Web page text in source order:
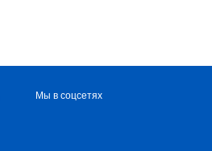
Мы в соцсетях